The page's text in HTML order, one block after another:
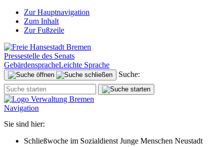
Zur Hauptnavigation
Zum Inhalt
Zur Fußzeile
Pressestelle des Senats
GebärdenspracheLeichte Sprache
Suche:
Navigation
Sie sind hier:
Schließwoche im Sozialdienst Junge Menschen Neustadt